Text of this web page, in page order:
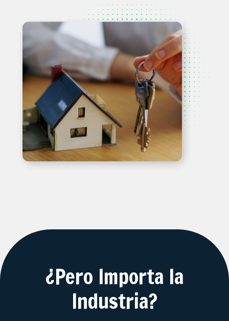
¿Pero Importa la
Industria?